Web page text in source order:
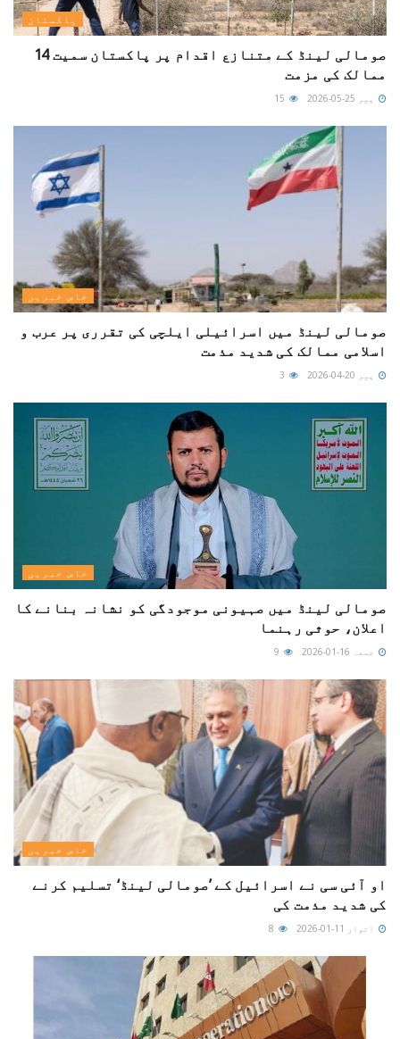
پاکستان
صومالی لینڈ کے متنازع اقدام پر پاکستان سمیت 14
ممالک کی مزمت
پیر 25-05-2026
خاص خبریں
صومالی لینڈ میں اسرائیلی ایلچی کی تقرری پر عرب و
اسلامی ممالک کی شدید مذمت
پیر 20-04-2026
خاص خبریں
صومالی لینڈ میں صہیونی موجودگی کو نشانہ بنانے کا
اعلان، حوثی رہنما
جمعہ 16-01-2026
خاص خبریں
او آئی سی نے اسرائیل کے ’صومالی لینڈ‘ تسلیم کرنے
کی شدید مذمت کی
اتوار 11-01-2026